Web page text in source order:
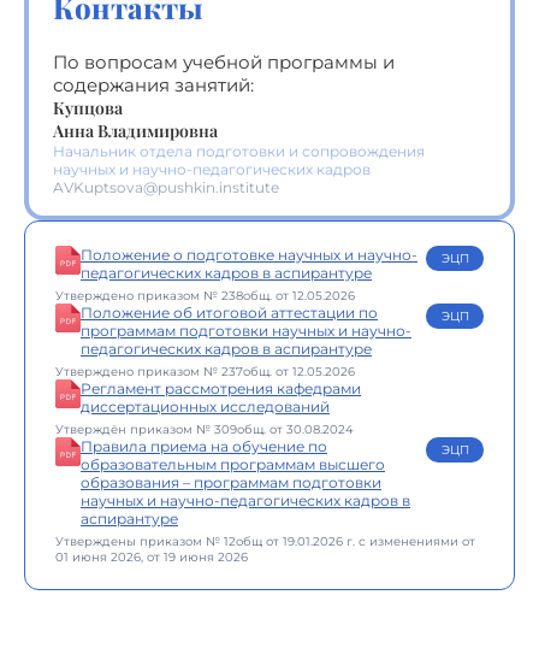
По вопросам учебной программы и
содержания занятий:
Купцова
Анна Владимировна
Начальник отдела подготовки и сопровождения
научных и научно-педагогических кадров
AVKuptsova@pushkin.institute
Положение о подготовке научных и научно-
педагогических кадров в аспирантуре
ЭЦП
Утверждено приказом № 238общ. от 12.05.2026
Положение об итоговой аттестации по
программам подготовки научных и научно-
педагогических кадров в аспирантуре
ЭЦП
Утверждено приказом № 237общ. от 12.05.2026
Регламент рассмотрения кафедрами
диссертационных исследований
Утверждён приказом № 309общ. от 30.08.2024
Правила приема на обучение по
образовательным программам высшего
образования – программам подготовки
научных и научно-педагогических кадров в
аспирантуре
ЭЦП
Утверждены приказом № 12общ от 19.01.2026 г. с изменениями от
01 июня 2026, от 19 июня 2026